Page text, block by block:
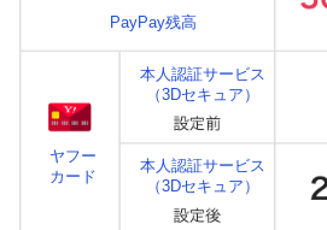
PayPay残高
ヤフー
カード
本人認証サービス
（3Dセキュア）
本人認証サービス
（3Dセキュア）